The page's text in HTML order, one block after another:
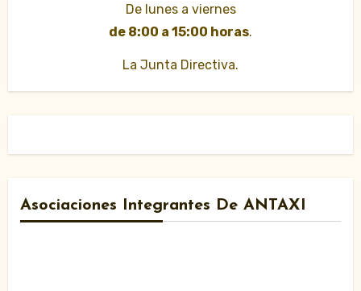
De lunes a viernes
de 8:00 a 15:00 horas.
La Junta Directiva.
Asociaciones Integrantes De ANTAXI